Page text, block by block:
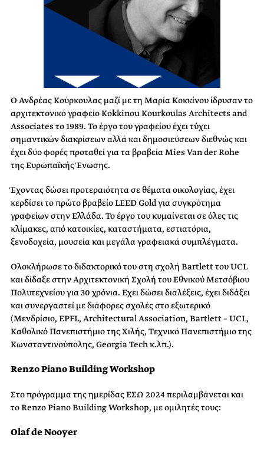
Ο Ανδρέας Κούρκουλας μαζί με τη Μαρία Κοκκίνου ίδρυσαν το
αρχιτεκτονικό γραφείο Kokkinou Kourkoulas Architects and
Associates το 1989. Το έργο του γραφείου έχει τύχει
σημαντικών διακρίσεων αλλά και δημοσιεύσεων διεθνώς και
έχει δύο φορές προταθεί για τα βραβεία Mies Van der Rohe
της Ευρωπαϊκής Ένωσης.
Έχοντας δώσει προτεραιότητα σε θέματα οικολογίας, έχει
κερδίσει το πρώτο βραβείο LEED Gold για συγκρότημα
γραφείων στην Ελλάδα. Το έργο του κυμαίνεται σε όλες τις
κλίμακες, από κατοικίες, καταστήματα, εστιατόρια,
ξενοδοχεία, μουσεία και μεγάλα γραφειακά συμπλέγματα.
Ολοκλήρωσε το διδακτορικό του στη σχολή Bartlett του UCL
και δίδαξε στην Αρχιτεκτονική Σχολή του Εθνικού Μετσόβιου
Πολυτεχνείου για 30 χρόνια. Εχει δώσει διαλέξεις, έχει διδάξει
και συνεργαστεί με διάφορες σχολές στο εξωτερικό
(Μενδρίσιο, EPFL, Architectural Association, Bartlett – UCL,
Καθολικό Πανεπιστήμιο της Χιλής, Τεχνικό Πανεπιστήμιο της
Κωνσταντινούπολης, Georgia Tech κ.λπ.).
Renzo Piano Building Workshop
Στο πρόγραμμα της ημερίδας ΕΣΩ 2024 περιλαμβάνεται και
τo Renzo Piano Building Workshop, με ομιλητές τους:
Olaf de Nooyer